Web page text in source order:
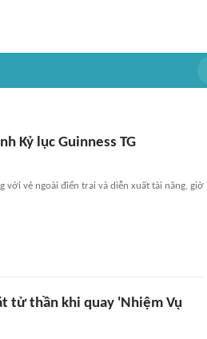
Kỷ lục Guinness TG
với vẻ ngoài điển trai và diễn xuất tài năng, giờ
tử thần khi quay 'Nhiệm Vụ